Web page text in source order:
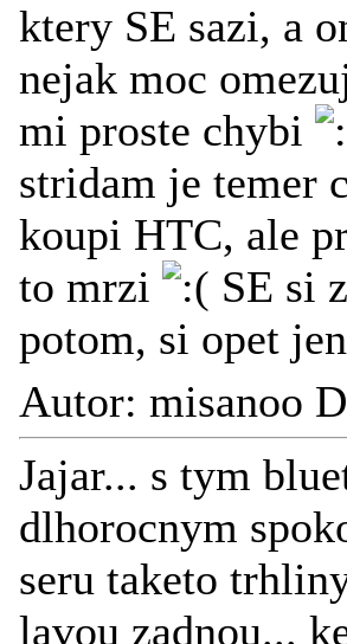
ktery SE sazi, a
nejak moc
mi proste chybi
stridam je temer
koupi HTC, ale
to mrzi
SE si
potom, si opet
Autor: misanoo
Jajar... s tym
dlhorocnym
seru taketo
lavou zadnou...